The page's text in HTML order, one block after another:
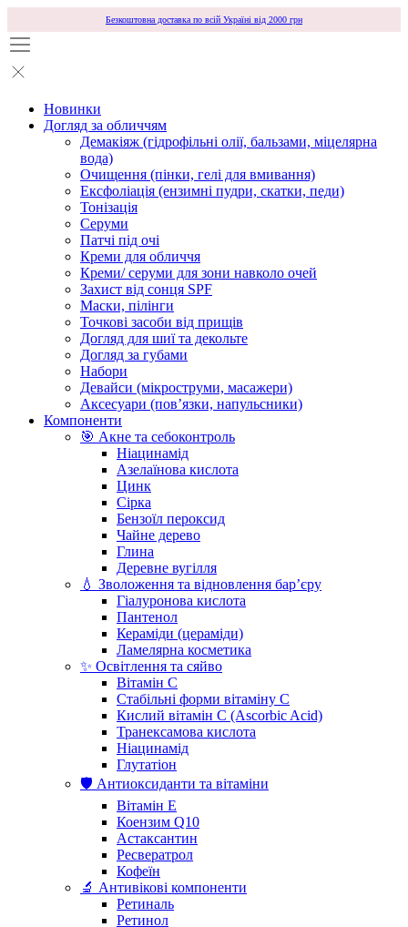
Безкоштовна доставка по всій Україні від 2000 грн
Новинки
Догляд за обличчям
Демакіяж (гідрофільні олії, бальзами, міцелярна
вода)
Очищення (пінки, гелі для вмивання)
Ексфоліація (ензимні пудри, скатки, педи)
Тонізація
Серуми
Патчі під очі
Креми для обличчя
Креми/ серуми для зони навколо очей
Захист від сонця SPF
Маски, пілінги
Точкові засоби від прищів
Догляд для шиї та декольте
Догляд за губами
Набори
Девайси (мікроструми, масажери)
Аксесуари (повʼязки, напульсники)
Компоненти
🎯 Акне та себоконтроль
Ніацинамід
Азелаїнова кислота
Цинк
Сірка
Бензоїл пероксид
Чайне дерево
Глина
Деревне вугілля
💧 Зволоження та відновлення бар’єру
Гіалуронова кислота
Пантенол
Кераміди (цераміди)
Ламелярна косметика
✨ Освітлення та сяйво
Вітамін С
Стабільні форми вітаміну С
Кислий вітамін С (Ascorbic Acid)
Транексамова кислота
Ніацинамід
Глутатіон
🛡️ Антиоксиданти та вітаміни
Вітамін Е
Коензим Q10
Астаксантин
Ресвератрол
Кофеїн
🔬 Антивікові компоненти
Ретиналь
Ретинол